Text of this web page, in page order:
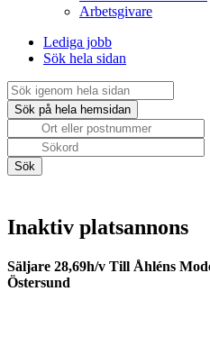
Arbetsgivare
Lediga jobb
Sök hela sidan
Inaktiv platsannons
Säljare 28,69h/v Till Åhléns
Östersund